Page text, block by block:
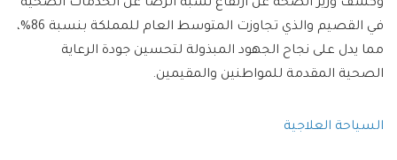
وكشف وزير الصحة عن ارتفاع نسبة الرضا عن الخدمات الصحية
في القصيم والذي تجاوزت المتوسط العام للمملكة بنسبة 86%؜،
مما يدل على نجاح الجهود المبذولة لتحسين جودة الرعاية
الصحية المقدمة للمواطنين والمقيمين.
السياحة العلاجية